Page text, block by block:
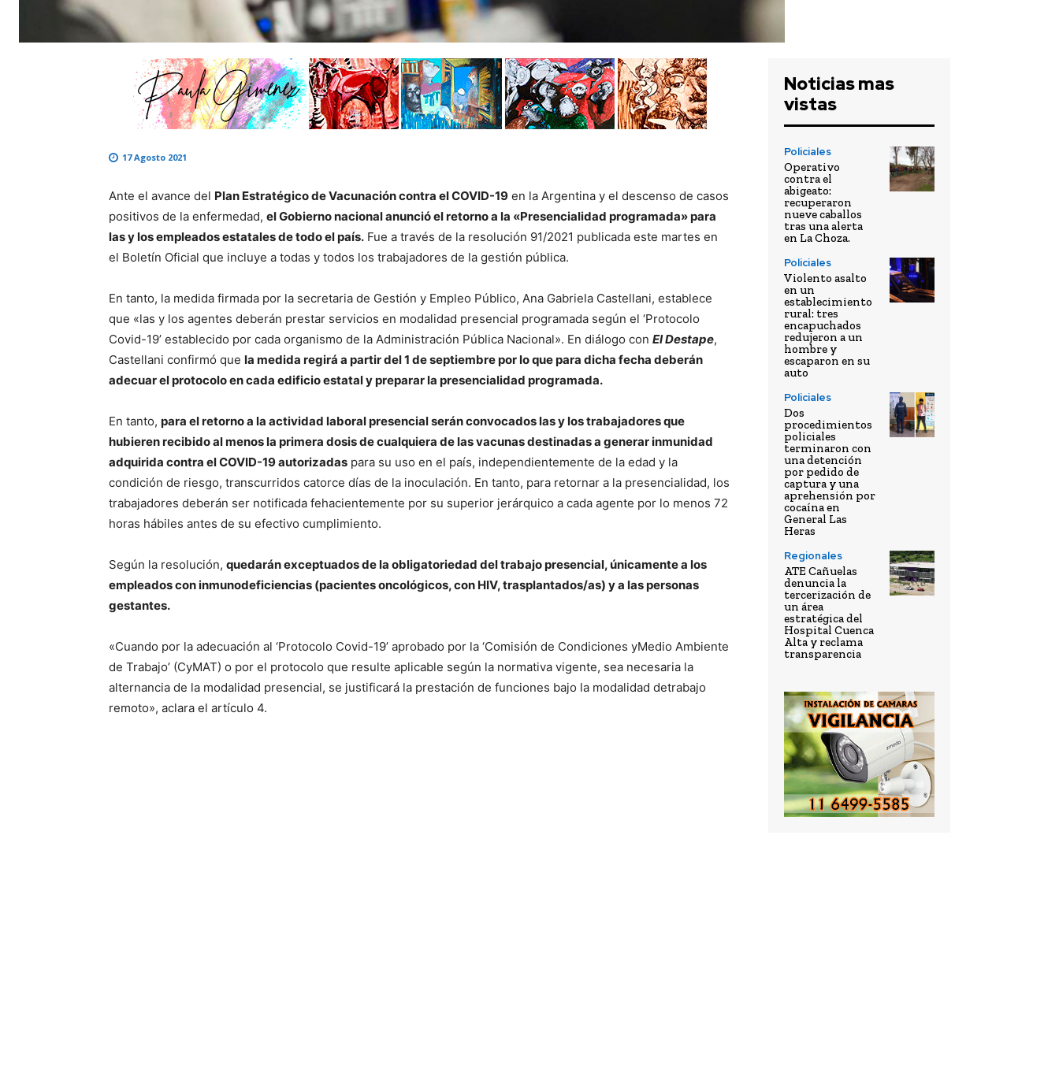
17 Agosto 2021
Ante el avance del Plan Estratégico de Vacunación contra el COVID-19 en la Argentina y el descenso de casos
positivos de la enfermedad, el Gobierno nacional anunció el retorno a la «Presencialidad programada» para
las y los empleados estatales de todo el país. Fue a través de la resolución 91/2021 publicada este martes en
el Boletín Oficial que incluye a todas y todos los trabajadores de la gestión pública.
En tanto, la medida firmada por la secretaria de Gestión y Empleo Público, Ana Gabriela Castellani, establece
que «las y los agentes deberán prestar servicios en modalidad presencial programada según el ‘Protocolo
Covid-19’ establecido por cada organismo de la Administración Pública Nacional». En diálogo con El Destape,
Castellani confirmó que la medida regirá a partir del 1 de septiembre por lo que para dicha fecha deberán
adecuar el protocolo en cada edificio estatal y preparar la presencialidad programada.
En tanto, para el retorno a la actividad laboral presencial serán convocados las y los trabajadores que
hubieren recibido al menos la primera dosis de cualquiera de las vacunas destinadas a generar inmunidad
adquirida contra el COVID-19 autorizadas para su uso en el país, independientemente de la edad y la
condición de riesgo, transcurridos catorce días de la inoculación. En tanto, para retornar a la presencialidad, los
trabajadores deberán ser notificada fehacientemente por su superior jerárquico a cada agente por lo menos 72
horas hábiles antes de su efectivo cumplimiento.
Según la resolución, quedarán exceptuados de la obligatoriedad del trabajo presencial, únicamente a los
empleados con inmunodeficiencias (pacientes oncológicos, con HIV, trasplantados/as) y a las personas
gestantes.
«Cuando por la adecuación al ‘Protocolo Covid-19’ aprobado por la ‘Comisión de Condiciones yMedio Ambiente
de Trabajo’ (CyMAT) o por el protocolo que resulte aplicable según la normativa vigente, sea necesaria la
alternancia de la modalidad presencial, se justificará la prestación de funciones bajo la modalidad detrabajo
remoto», aclara el artículo 4.
Noticias mas
vistas
Policiales
Operativo
contra el
abigeato:
recuperaron
nueve caballos
tras una alerta
en La Choza.
Policiales
Violento asalto
en un
establecimiento
rural: tres
encapuchados
redujeron a un
hombre y
escaparon en su
auto
Policiales
Dos
procedimientos
policiales
terminaron con
una detención
por pedido de
captura y una
aprehensión por
cocaína en
General Las
Heras
Regionales
ATE Cañuelas
denuncia la
tercerización de
un área
estratégica del
Hospital Cuenca
Alta y reclama
transparencia